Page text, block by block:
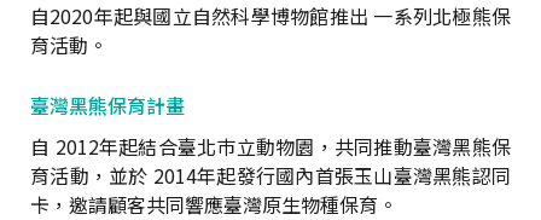
自2020年起與國立自然科學博物館推出 一系列北極熊保
育活動。
臺灣黑熊保育計畫
自 2012年起結合臺北巿立動物園，共同推動臺灣黑熊保
育活動，並於 2014年起發行國內首張玉山臺灣黑熊認同
卡，邀請顧客共同響應臺灣原生物種保育。